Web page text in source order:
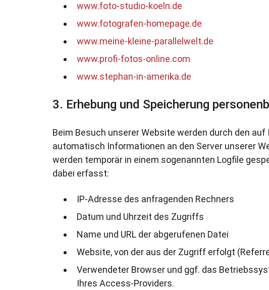
www.foto-studio-koeln.de
www.fotografen-homepage.de
www.meine-kleine-parallelwelt.de
www.profi-fotos-online.com
www.stephan-in-amerika.de
Erhebung und Speicherung
Beim Besuch unserer Website werden durch den
automatisch Informationen an den Server unserer
werden temporär in einem sogenannten Logfile
dabei erfasst:
IP-Adresse des anfragenden Rechners
Datum und Uhrzeit des Zugriffs
Name und URL der abgerufenen Datei
Website, von der aus der Zugriff erfolgt
Verwendeter Browser und ggf. das
Ihres Access-Providers.